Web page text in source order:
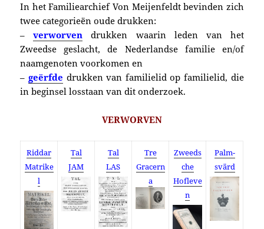
In het Familiearchief Von Meijenfeldt bevinden zich
twee categorieën oude drukken:
–verworven drukken waarin leden van het
Zweedse geslacht, de Nederlandse familie en/of
naamgenoten voorkomen en
–geërfde drukken van familielid op familielid, die
in beginsel losstaan van dit onderzoek.
VERWORVEN
Riddar
Matrike
l
Tal
JAM
Tal
LAS
Tre
Gracern
a
Zweeds
che
Hofleve
n
Palm-
svärd